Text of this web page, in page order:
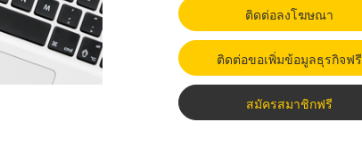
ติดต่อลงโฆษณา
ติดต่อขอเพิ่มข้อมูลธุรกิจฟรี
สมัครสมาชิกฟรี